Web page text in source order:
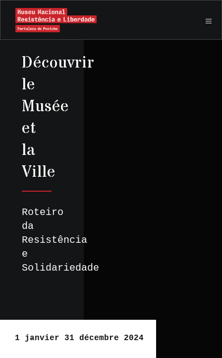
Découvrir
le
Musée
et
la
Ville
Roteiro
da
Resistência
e
Solidariedade
1 janvier 31 décembre 2024